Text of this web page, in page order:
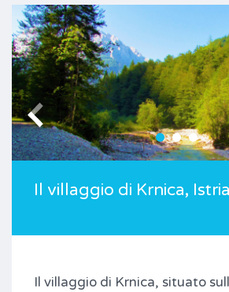
Il villaggio di Krnica, Istria
Il villaggio di Krnica, situato